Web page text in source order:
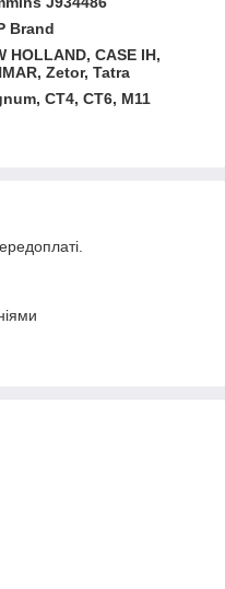
Brand
HOLLAND, CASE IH,
Zetor, Tatra
CT4, CT6, M11